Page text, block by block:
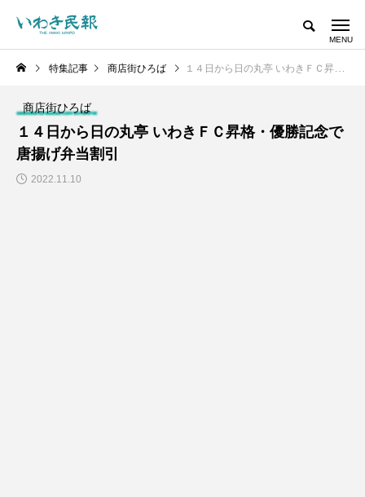
特集記事 商店街ひろば １４日から日の丸亭 いわきＦＣ昇格・優勝記念で唐揚げ弁当割引
商店街ひろば
１４日から日の丸亭 いわきＦＣ昇格・優勝記念で
唐揚げ弁当割引
2022.11.10